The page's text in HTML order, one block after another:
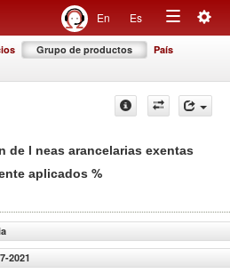
En Es
Toggle
Grupo de productos País
de l neas arancelarias exentas
aplicados %
2021